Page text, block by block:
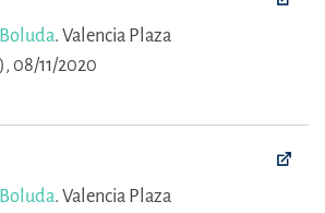
. Valencia Plaza
08/11/2020
. Valencia Plaza